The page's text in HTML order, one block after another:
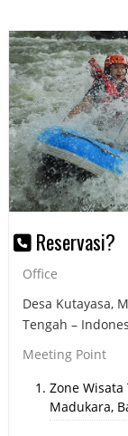
Reservasi?
Office
Desa Kutayasa,
Tengah –
Meeting Point
Zone Wisata
Madukara,